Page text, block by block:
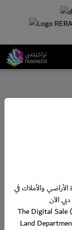
والأملاك في
الآن
The Digital Sale
Land